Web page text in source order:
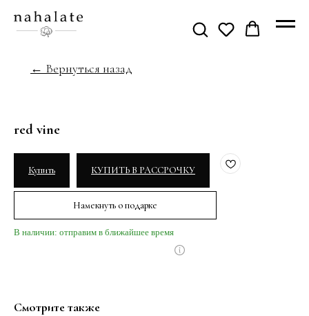
← Вернуться назад
red vine
Купить КУПИТЬ В РАССРОЧКУ
Намекнуть о подарке
В наличии: отправим в ближайшее время
Смотрите также